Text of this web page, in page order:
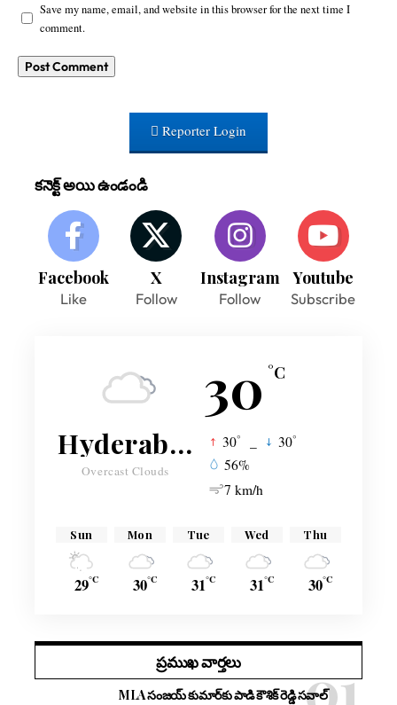
Save my name, email, and website in this browser for the next time I
comment.
Reporter Login
కనెక్ట్ అయి ఉండండి
Facebook
Like
X
Follow
Instagram
Follow
Youtube
Subscribe
30 °C
Hyderabad
Overcast Clouds
30° 30°
56%
7 km/h
Sun
29°C
Mon
30°C
Tue
31°C
Wed
31°C
Thu
30°C
ప్రముఖ వార్తలు
MLA సంజయ్ కుమార్‌కు పాడి కౌశిక్ రెడ్డి సవాల్